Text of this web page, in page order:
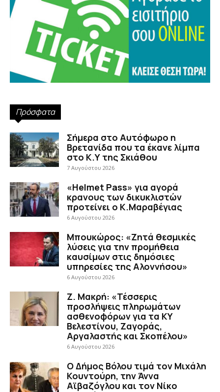
Πρόσφατα
Σήμερα στο Αυτόφωρο η
Βρετανίδα που τα έκανε λίμπα
στο Κ.Υ της Σκιάθου
7 Αυγούστου 2026
«Helmet Pass» για αγορά
κρανους των δικυκλιστών
προτείνει ο Κ.Μαραβέγιας
6 Αυγούστου 2026
Μπουκώρος: «Ζητά θεσμικές
λύσεις για την προμήθεια
καυσίμων στις δημόσιες
υπηρεσίες της Αλοννήσου»
6 Αυγούστου 2026
Ζ. Μακρή: «Τέσσερις
προσλήψεις πληρωμάτων
ασθενοφόρων για τα ΚΥ
Βελεστίνου, Ζαγοράς,
Αργαλαστής και Σκοπέλου»
6 Αυγούστου 2026
Ο Δήμος Βόλου τιμά τον Μιχάλη
Κουντούρη, την Άννα
Αϊβαζόγλου και τον Νίκο